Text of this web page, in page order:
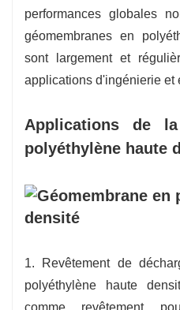
performances globales
géomembranes en
sont largement et
applications d'ingénierie et
Applications de
polyéthylène haute
1. Revêtement de
polyéthylène haute
comme revêtement